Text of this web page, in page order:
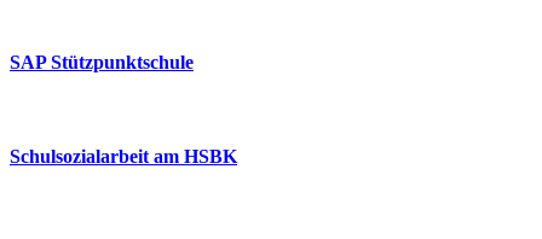
SAP Stützpunktschule
Schulsozialarbeit am HSBK